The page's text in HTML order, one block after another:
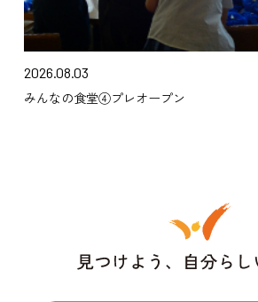
2026.08.03
みんなの食堂④プレオープン